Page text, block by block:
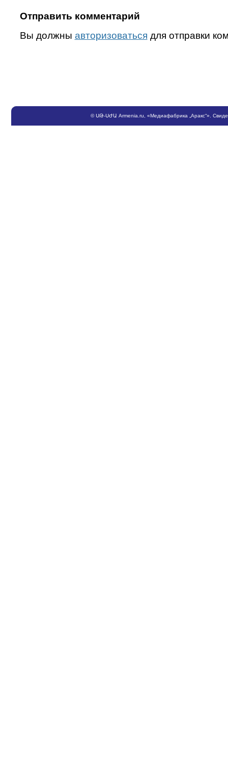
Отправить комментарий
Вы должны авторизоваться для отправки
©ՍԹ-ՍԺԱ Armenia.ru , «Медиафабрика „Аракс“».